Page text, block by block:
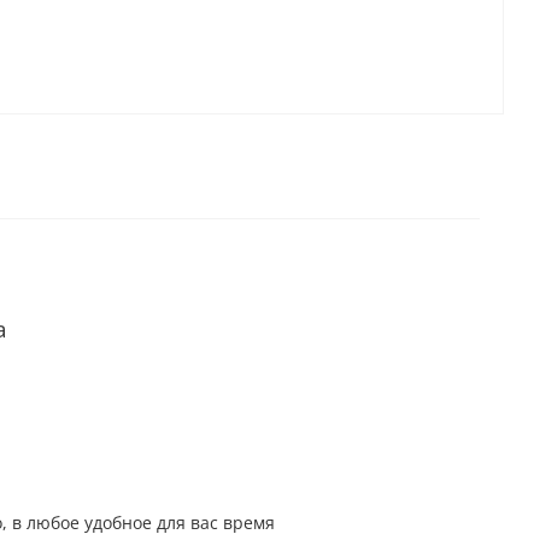
в любое удобное для вас время